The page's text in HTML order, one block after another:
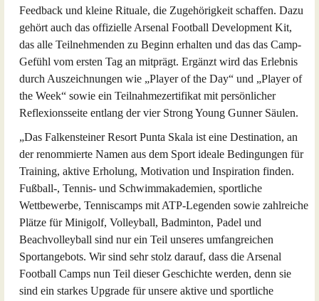
Feedback und kleine Rituale, die Zugehörigkeit schaffen. Dazu
gehört auch das offizielle Arsenal Football Development Kit,
das alle Teilnehmenden zu Beginn erhalten und das das Camp-
Gefühl vom ersten Tag an mitprägt. Ergänzt wird das Erlebnis
durch Auszeichnungen wie „Player of the Day“ und „Player of
the Week“ sowie ein Teilnahmezertifikat mit persönlicher
Reflexionsseite entlang der vier Strong Young Gunner Säulen.
„Das Falkensteiner Resort Punta Skala ist eine Destination, an
der renommierte Namen aus dem Sport ideale Bedingungen für
Training, aktive Erholung, Motivation und Inspiration finden.
Fußball-, Tennis- und Schwimmakademien, sportliche
Wettbewerbe, Tenniscamps mit ATP-Legenden sowie zahlreiche
Plätze für Minigolf, Volleyball, Badminton, Padel und
Beachvolleyball sind nur ein Teil unseres umfangreichen
Sportangebots. Wir sind sehr stolz darauf, dass die Arsenal
Football Camps nun Teil dieser Geschichte werden, denn sie
sind ein starkes Upgrade für unsere aktive und sportliche